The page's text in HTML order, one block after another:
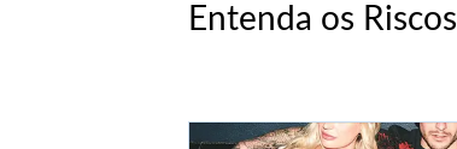
Entenda os Riscos